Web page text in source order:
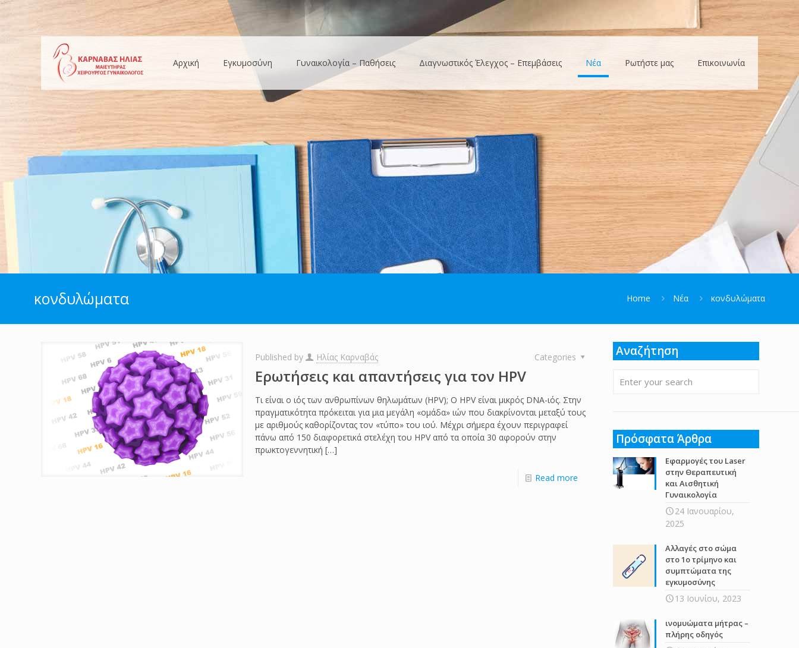
Αρχική Εγκυμοσύνη Γυναικολογία – Παθήσεις Διαγνωστικός Έλεγχος – Επεμβάσεις Νέα Ρωτήστε μας Επικοινωνία
κονδυλώματα Home Νέα κονδυλώματα
Published by Ηλίας Καρναβάς Categories
Ερωτήσεις και απαντήσεις για τον HPV
Τι είναι o ιός των ανθρωπίνων θηλωμάτων (HPV); O HPV είναι μικρός DNA-ιός. Στην
πραγματικότητα πρόκειται για μια μεγάλη «ομάδα» ιών που διακρίνονται μεταξύ τους
με αριθμούς καθορίζοντας τον «τύπο» του ιού. Μέχρι σήμερα έχουν περιγραφεί
πάνω από 150 διαφορετικά στελέχη του HPV από τα οποία 30 αφορούν στην
πρωκτoγεννητική […]
Read more
Αναζήτηση
Πρόσφατα Άρθρα
Εφαρμογές του Laser
στην Θεραπευτική
και Αισθητική
Γυναικολογία
24 Ιανουαρίου,
2025
Αλλαγές στο σώμα
στο 1ο τρίμηνο και
συμπτώματα της
εγκυμοσύνης
13 Ιουνίου, 2023
ινομυώματα μήτρας –
πλήρης οδηγός